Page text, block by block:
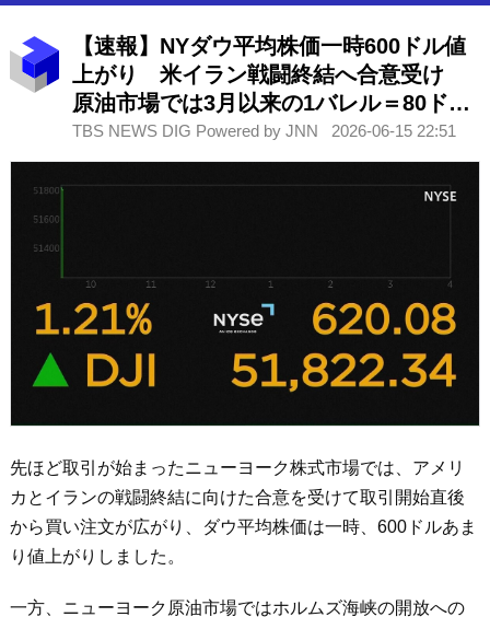
【速報】NYダウ平均株価一時600ドル値
上がり 米イラン戦闘終結へ合意受け
原油市場では3月以来の1バレル＝80ドル
以下に ホルムズ海峡開放期待
TBS NEWS DIG Powered by JNN 2026-06-15 22:51
先ほど取引が始まったニューヨーク株式市場では、アメリ
カとイランの戦闘終結に向けた合意を受けて取引開始直後
から買い注文が広がり、ダウ平均株価は一時、600ドルあま
り値上がりしました。
一方、ニューヨーク原油市場ではホルムズ海峡の開放への